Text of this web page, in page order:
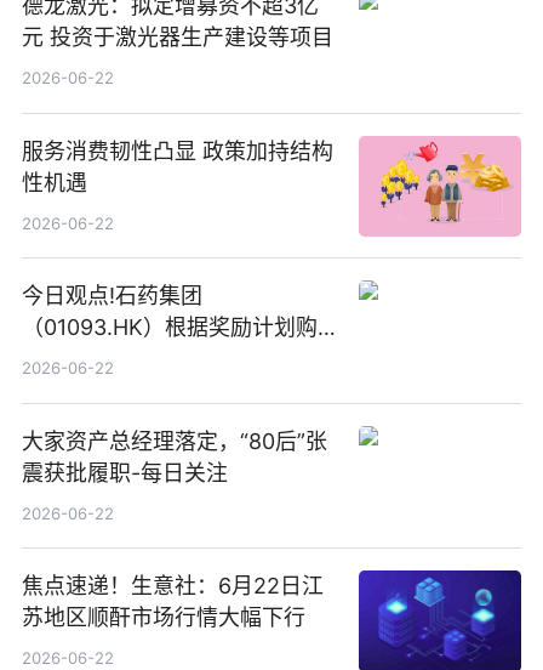
德龙激光：拟定增募资不超3亿
元 投资于激光器生产建设等项目
2026-06-22
服务消费韧性凸显 政策加持结构
性机遇
2026-06-22
今日观点!石药集团
（01093.HK）根据奖励计划购
回580万股
2026-06-22
大家资产总经理落定，“80后”张
震获批履职-每日关注
2026-06-22
焦点速递！生意社：6月22日江
苏地区顺酐市场行情大幅下行
2026-06-22